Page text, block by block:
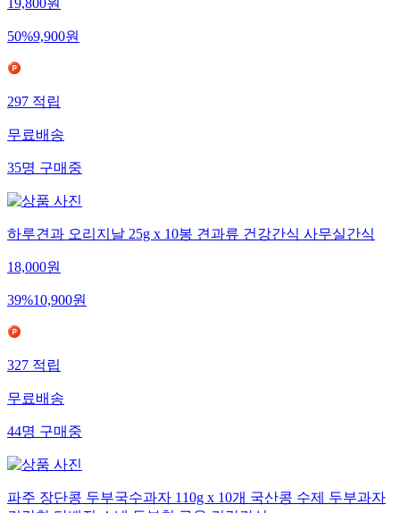
19,800원
50%9,900원
297적립
무료배송
35명구매중
하루견과 오리지날 25g x 10봉 견과류 건강간식 사무실간식
18,000원
39%10,900원
327적립
무료배송
44명구매중
파주 장단콩 두부국수과자 110g x 10개 국산콩 수제 두부과자